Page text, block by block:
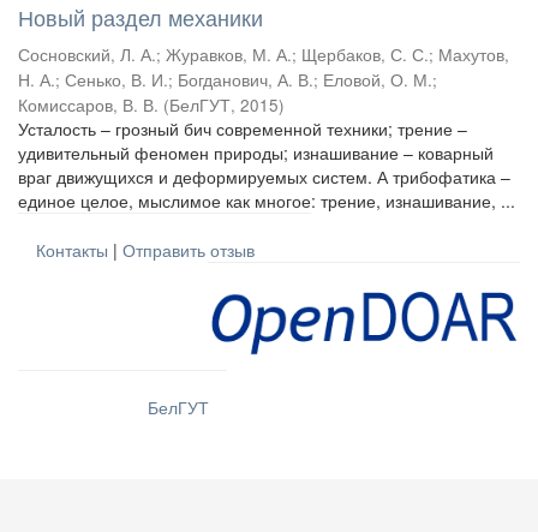
Новый раздел механики
Сосновский, Л. А.; Журавков, М. А.; Щербаков, С. С.; Махутов,
Н. А.; Сенько, В. И.; Богданович, А. В.; Еловой, О. М.;
Комиссаров, В. В. (БелГУТ, 2015)
Усталость – грозный бич современной техники; трение –
удивительный феномен природы; изнашивание – коварный
враг движущихся и деформируемых систем. А трибофатика –
единое целое, мыслимое как многое: трение, изнашивание, ...
Контакты | Отправить отзыв
БелГУТ